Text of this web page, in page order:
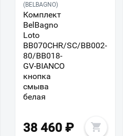
(BELBAGNO)
Комплект
BelBagno
Loto
BB070CHR/SC/BB002-
80/BB018-
GV-BIANCO
кнопка
смыва
белая
38 460 ₽